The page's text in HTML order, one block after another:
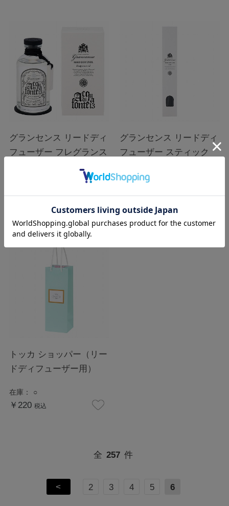
グランセンス リードディ
フューザー フレグランス
グランセンス リードディ
フューザー スティック
トッカ ショッパー（リー
ドディフューザー用）
在庫： ○
￥220 税込
全 257 件
< 2 3 4 5 6